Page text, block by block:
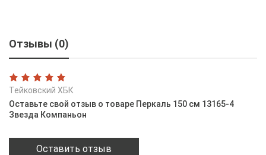
Отзывы (0)
Тейковский ХБК
Оставьте свой отзыв о товаре Перкаль 150 см 13165-4
Звезда Компаньон
Оставить отзыв